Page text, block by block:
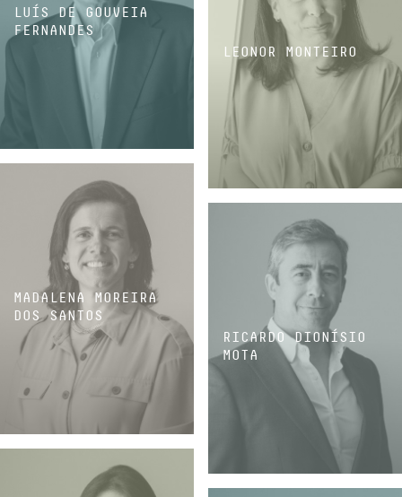
LUÍS DE GOUVEIA
FERNANDES
CONSULTOR
LEONOR MONTEIRO
ASSOCIADA COORDENADORA
MADALENA MOREIRA
DOS SANTOS
ASSOCIADA COORDENADORA
RICARDO DIONÍSIO
MOTA
ASSOCIADO COORDENADOR